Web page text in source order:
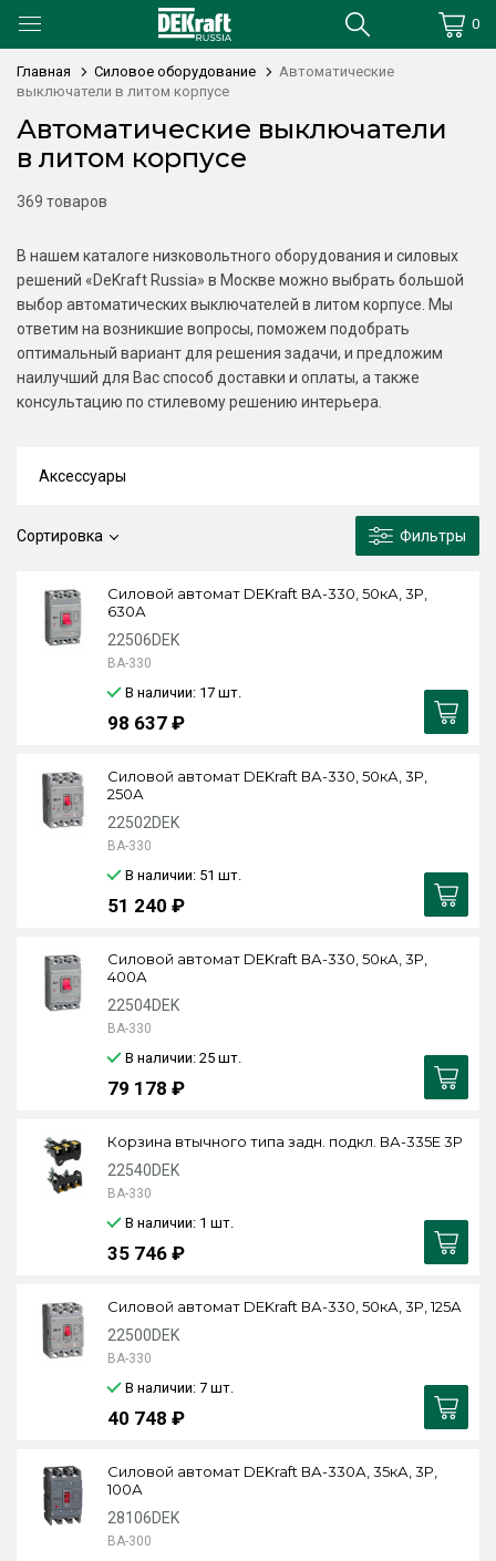
0
Главная Силовое оборудование
Автоматические
выключатели в литом корпусе
Автоматические выключатели
в литом корпусе
369 товаров
В нашем каталоге низковольтного оборудования и силовых
решений «DeKraft Russia» в Москве можно выбрать большой
выбор автоматических выключателей в литом корпусе. Мы
ответим на возникшие вопросы, поможем подобрать
оптимальный вариант для решения задачи, и предложим
наилучший для Вас способ доставки и оплаты, а также
консультацию по стилевому решению интерьера.
Сортировка Фильтры
Силовой автомат DEKraft ВА-330, 50кА, 3P,
630А
22506DEK
ВА-330
В наличии: 17 шт.
98 637 ₽
Силовой автомат DEKraft ВА-330, 50кА, 3P,
250А
22502DEK
ВА-330
В наличии: 51 шт.
51 240 ₽
Силовой автомат DEKraft ВА-330, 50кА, 3P,
400А
22504DEK
ВА-330
В наличии: 25 шт.
79 178 ₽
Корзина втычного типа задн. подкл. ВА-335E 3P
22540DEK
ВА-330
В наличии: 1 шт.
35 746 ₽
Силовой автомат DEKraft ВА-330, 50кА, 3P, 125А
22500DEK
ВА-330
В наличии: 7 шт.
40 748 ₽
Силовой автомат DEKraft ВА-330А, 35кА, 3P,
100А
28106DEK
ВА-300
Аксессуары